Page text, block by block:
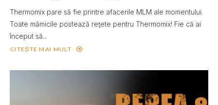
Thermomix pare să fie printre afacerile MLM ale momentului.
Toate mămicile postează reţete pentru Thermomix! Fie că ai
început să...
CITEȘTE MAI MULT